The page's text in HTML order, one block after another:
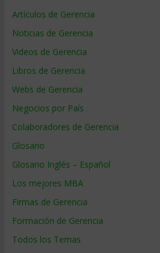
Artículos de Gerencia
Noticias de Gerencia
Videos de Gerencia
Libros de Gerencia
Webs de Gerencia
Negocios por País
Colaboradores de Gerencia
Glosario
Glosario Inglés – Español
Los mejores MBA
Firmas de Gerencia
Formación de Gerencia
Todos los Temas